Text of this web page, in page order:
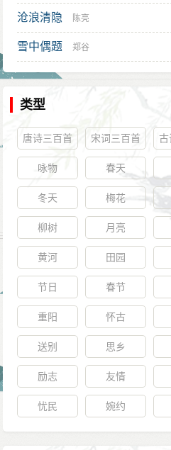
艰难的环境下，苏轼还有这种
取首句“溪上青山三百叠”，模
写了—块“叠山”二字的匾额，
也因此尊称他为“叠山先生”。
绝食殉国
元朝统一中国后，就开始拉
枋得的文名和威望，元朝曾先
被他用严词拒绝，并写《却聘
重于泰山，或轻于鸿毛，若逼
决不失志。”
1288年冬天，大雪纷飞，
帝之命，强迫谢枋得北上大都
枯瘦，但仍精神抖擞，慷慨赋
都，就问明太皇太后谢道清坟
恸哭再拜，后拘留于悯忠寺（
娥碑，哭泣说：“小女子犹尔
行绝食斗争。留梦炎派医生拿
喝，他一面怒骂，一面将药罐
枋在大都悯忠寺(今北京法源寺
沧浪清隐 陈亮
雪中偶题 郑谷
类型
唐诗三百首 宋词三百首 古
咏物 春天
冬天 梅花
柳树 月亮
黄河 田园
节日 春节
重阳 怀古
送别 思乡
励志 友情
忧民 婉约